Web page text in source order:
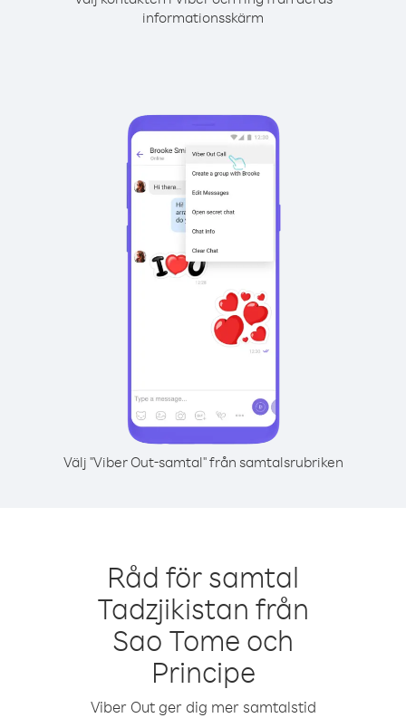
informationsskärm
Välj "Viber Out-samtal" från samtalsrubriken
Råd för samtal
Tadzjikistan från
Sao Tome och
Principe
Viber Out ger dig mer samtalstid